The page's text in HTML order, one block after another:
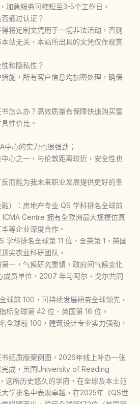
加急服务可缩短至3-5个工作日。
通过认证？
将定制文凭用于一切非法活动，否则
站无关，本站所出具的文凭仅作观赏
和隐私性？
施，所有客户信息均加密处理，确保
怎么办？高效质量有保障快速购买雷
性价比。
中心的实力也很强劲；
心之一，与伦敦距离较近，安全性也
而能为我未来职业发展提供更好的条
）：房地产专业 QS 学科排名全球前
ICMA Centre 拥有全欧洲最大规模仿真
等企业深度合作。
学科排名全球第 11 位、全英第 1，英国
尖农业科研团队。
一，气候研究重镇，政府间气候变化
成员单位，2007 年与阿尔・戈尔共同
球前 100，可持续发展研究全球领先，
标全球第 42 位、英国第 16 位。
全球前 100，建筑设计专业实力强劲，
纸质版案例图，2026年线上补办一张
完成，英国University of Reading
这所历史悠久的学府，在全球及本土范
学排名中表现卓越，在2025年《QS世